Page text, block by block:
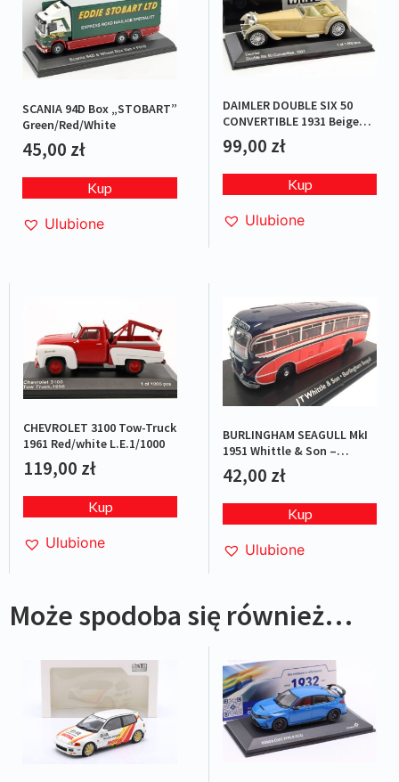
SCANIA 94D Box „STOBART”
Green/Red/White
45,00 zł
Kup
Ulubione
DAIMLER DOUBLE SIX 50
CONVERTIBLE 1931 Beige
L.E.1/1000
99,00 zł
Kup
Ulubione
CHEVROLET 3100 Tow-Truck
1961 Red/white L.E.1/1000
119,00 zł
Kup
Ulubione
BURLINGHAM SEAGULL MkI
1951 Whittle & Son –
Red/Blue
42,00 zł
Kup
Ulubione
Może spodoba się również…